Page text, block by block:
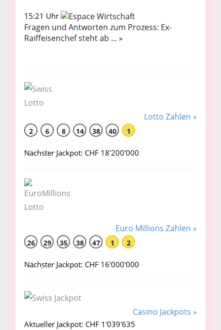
15:21 Uhr
Fragen und Antworten zum Prozess: Ex-
Raiffeisenchef steht ab ... »
Lotto Zahlen »
2 6 8 14 38 40 1
Nächster Jackpot: CHF 18'200'000
Euro Millions Zahlen »
26 29 35 38 47 1 2
Nächster Jackpot: CHF 16'000'000
Casino Jackpots »
Aktueller Jackpot: CHF 1'039'635